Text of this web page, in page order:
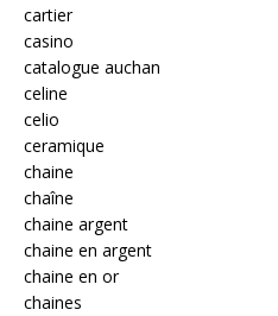
cartier
casino
catalogue auchan
celine
celio
ceramique
chaine
chaîne
chaine argent
chaine en argent
chaine en or
chaines